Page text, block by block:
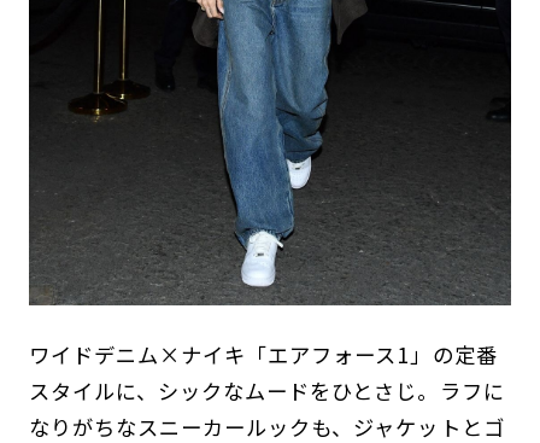
ワイドデニム×ナイキ「エアフォース1」の定番
スタイルに、シックなムードをひとさじ。ラフに
なりがちなスニーカールックも、ジャケットとゴ